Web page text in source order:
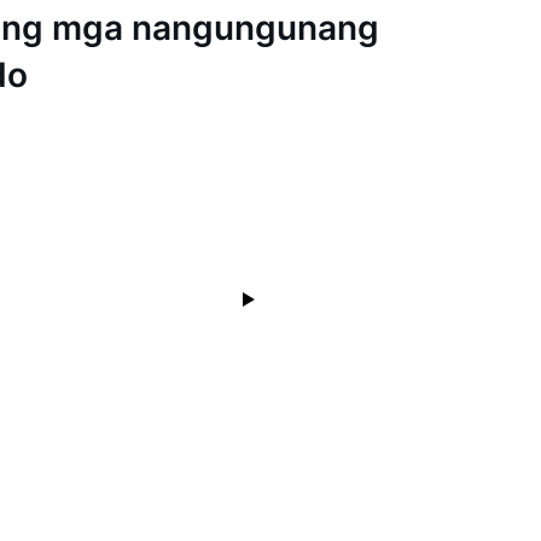
mga nangungunang